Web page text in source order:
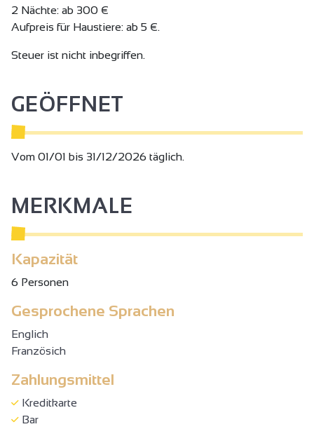
Temperatur werden Socken und dicke Winterpullover im
Gepäck der Reisenden nicht fehlen!
2 Nächte: ab 300 €
Aufpreis für Haustiere: ab 5 €.
Steuer ist nicht inbegriffen.
GEÖFFNET
Vom 01/01 bis 31/12/2026 täglich.
MERKMALE
Kapazität
6 Personen
Gesprochene Sprachen
Englich
Französich
Zahlungsmittel
Kreditkarte
Bar